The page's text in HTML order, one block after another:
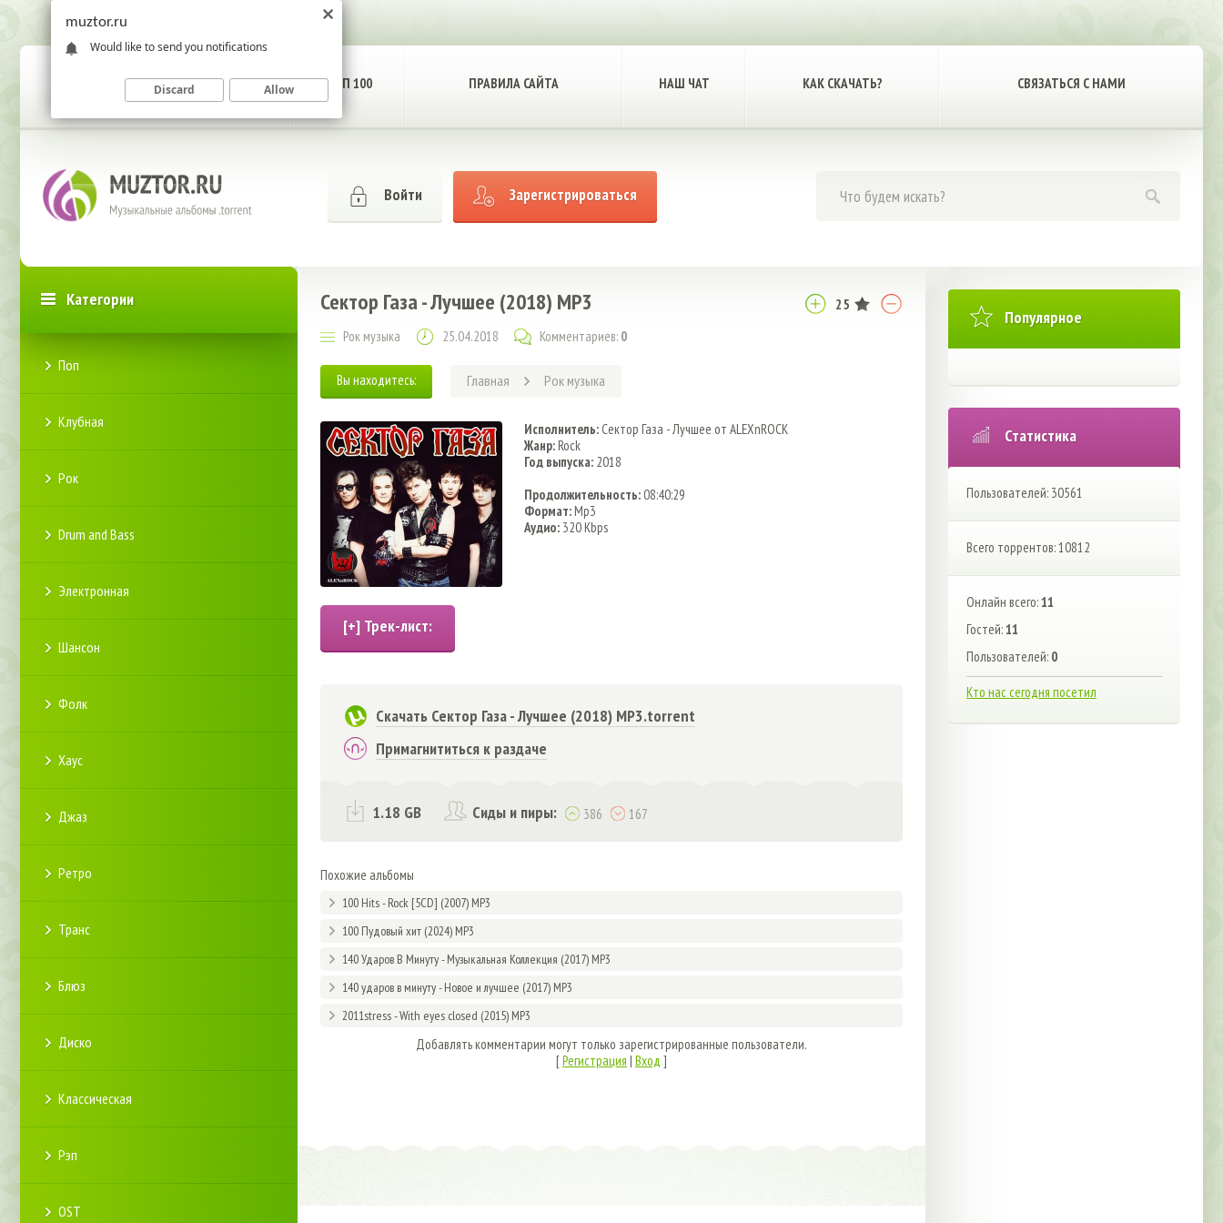
ГЛАВНАЯ СТРАНИЦА ТОП 100 ПРАВИЛА САЙТА НАШ ЧАТ КАК СКАЧАТЬ? СВЯЗАТЬСЯ С НАМИ
Войти Зарегистрироваться
25
Сектор Газа - Лучшее (2018) MP3
Рок музыка 25.04.2018 Комментариев: 0
Вы находитесь: Главная Рок музыка
Исполнитель:Сектор Газа - Лучшее от ALEXnROCK
Жанр:Rock
Год выпуска: 2018
Продолжительность:08:40:29
Формат:Mp3
Аудио: 320 Kbps
Скачать Сектор Газа - Лучшее (2018) MP3.torrent
Примагнититься к раздаче
1.18 GB Сиды и пиры: 386 167
Похожие альбомы
100 Hits - Rock [5CD] (2007) MP3
100 Пудовый хит (2024) MP3
140 Ударов В Минуту - Музыкальная Коллекция (2017) MP3
140 ударов в минуту - Новое и лучшее (2017) MP3
2011stress - With eyes closed (2015) MP3
Добавлять комментарии могут только зарегистрированные пользователи.
[Регистрация | Вход ]
Популярное
Статистика
Пользователей: 30561
Всего торрентов: 10812
Онлайн всего:11
Гостей:11
Пользователей: 0
Кто нас сегодня посетил
Категории
Поп
Клубная
Рок
Drum and Bass
Электронная
Шансон
Фолк
Хаус
Джаз
Ретро
Транс
Блюз
Диско
Классическая
Рэп
OST
muztor.ru
Would like to send you notifications
Discard Allow